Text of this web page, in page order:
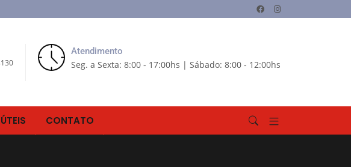
Atendimento
Seg. a Sexta: 8:00 - 17:00hs | Sábado: 8:00 - 12:00hs
CONTATO